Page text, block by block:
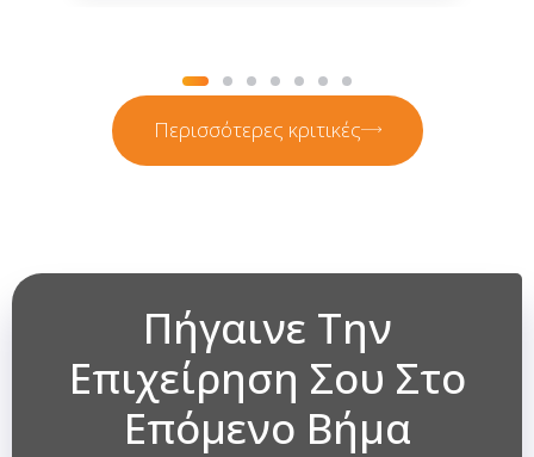
Περισσότερες κριτικές
Πήγαινε Την
Επιχείρηση Σου Στο
Επόμενο Βήμα